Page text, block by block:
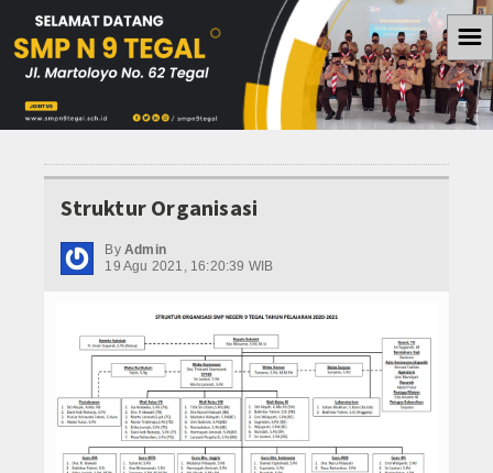
WISATA
PENDIDIKAN
Teknologi
Koleksi Video
Album Foto
☰
Struktur Organisasi
By Admin
19 Agu 2021, 16:20:39 WIB